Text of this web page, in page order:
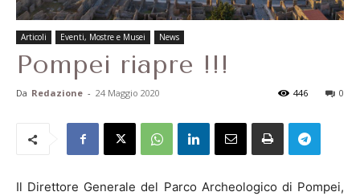
Articoli Eventi, Mostre e Musei News
Pompei riapre !!!
Da Redazione - 24 Maggio 2020 0
446
Il Direttore Generale del Parco Archeologico di Pompei,